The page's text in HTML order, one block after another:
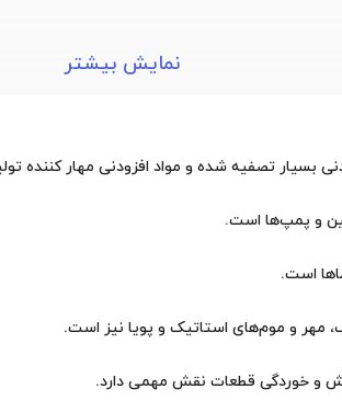
نمایش بیشتر
و پمپ‌ها است.
مهر و موم‌های استاتیک و پویا نیز است.